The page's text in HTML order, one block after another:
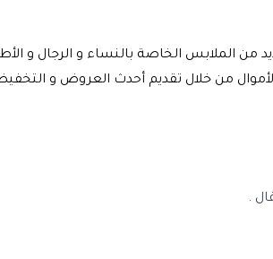
من الملابس الخاصة بالنساء و الرجال و
من خلال تقديم أحدث العروض و
.